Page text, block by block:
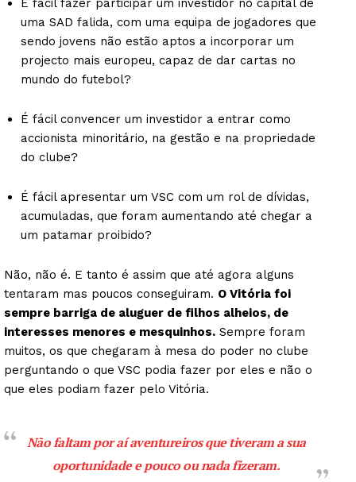
É fácil fazer participar um investidor no capital de
uma SAD falida, com uma equipa de jogadores que
sendo jovens não estão aptos a incorporar um
projecto mais europeu, capaz de dar cartas no
mundo do futebol?
É fácil convencer um investidor a entrar como
accionista minoritário, na gestão e na propriedade
do clube?
É fácil apresentar um VSC com um rol de dívidas,
acumuladas, que foram aumentando até chegar a
um patamar proibido?
Não, não é. E tanto é assim que até agora alguns
tentaram mas poucos conseguiram. O Vitória foi
sempre barriga de aluguer de filhos alheios, de
interesses menores e mesquinhos. Sempre foram
muitos, os que chegaram à mesa do poder no clube
perguntando o que VSC podia fazer por eles e não o
que eles podiam fazer pelo Vitória.
Não faltam por aí aventureiros que tiveram a sua
oportunidade e pouco ou nada fizeram.